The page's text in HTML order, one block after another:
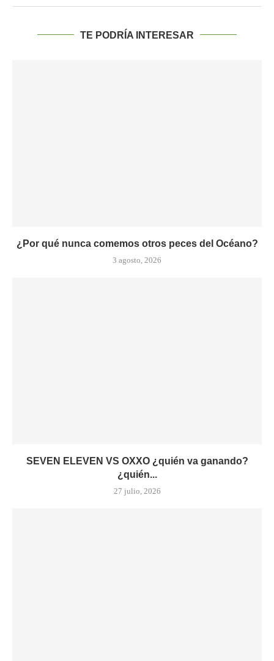
TE PODRÍA INTERESAR
¿Por qué nunca comemos otros peces del Océano?
3 agosto, 2026
SEVEN ELEVEN VS OXXO ¿quién va ganando?
¿quién...
27 julio, 2026